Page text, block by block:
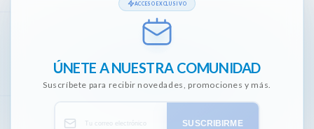
ACCESO EXCLUSIVO
ÚNETE A NUESTRA COMUNIDAD
Suscríbete para recibir novedades, promociones y más.
SUSCRIBIRME